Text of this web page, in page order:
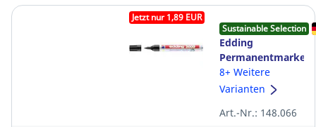
Jetzt nur 1,89 EUR
Sustainable Selection
Edding
Permanentmarker
3000,
Rundspitze,
3mm, schwarz
8+ Weitere
Varianten
Art.-Nr.: 148.066